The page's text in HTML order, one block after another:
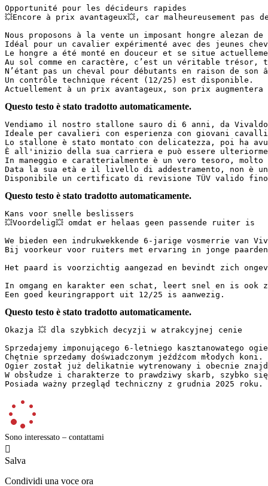
Opportunité pour les décideurs rapides
💥Encore à prix avantageux💥, car malheureusement
Nous proposons à la vente un imposant hongre
Idéal pour un cavalier expérimenté avec des jeunes
Le hongre a été monté en douceur et se situe
Au sol comme en caractère, c’est un véritable
N’étant pas un cheval pour débutants en raison de
Un contrôle technique récent (12/25) est disponible.
Actuellement à un prix avantageux, son prix
Questo testo è stato tradotto automaticamente.
Vendiamo il nostro stallone sauro di 6 anni, da
Ideale per cavalieri con esperienza con giovani
Lo stallone è stato montato con delicatezza, poi ha
È all'inizio della sua carriera e può essere
In maneggio e caratterialmente è un vero tesoro,
Data la sua età e il livello di addestramento, non è
Disponibile un certificato di revisione TÜV valido fino
Questo testo è stato tradotto automaticamente.
Kans voor snelle beslissers
💥Voordelig💥 omdat er helaas geen passende ruiter is
We bieden een indrukwekkende 6-jarige vosmerrie van
Bij voorkeur voor ruiters met ervaring in jonge
Het paard is voorzichtig aangezad en bevindt zich
In omgang en karakter een schat, leert snel en is ook
Een goed keuringrapport uit 12/25 is aanwezig.
Questo testo è stato tradotto automaticamente.
Okazja 💥 dla szybkich decyzji w atrakcyjnej cenie
Sprzedajemy imponującego 6-letniego kasztanowatego
Chętnie sprzedamy doświadczonym jeźdźcom młodych koni.
Ogier został już delikatnie wytrenowany i obecnie
W obsłudze i charakterze to prawdziwy skarb, szybko
Posiada ważny przegląd techniczny z grudnia 2025 roku.
Sono interessato – contattami

Salva
Condividi una voce ora